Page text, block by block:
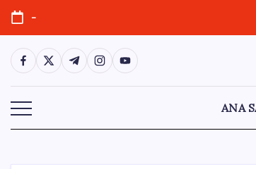
Skip
content
-
https://www.facebook.com/
https://twitter.com/
https://t.me/
https://www.instagram.com/
https://youtube.com/
ANA